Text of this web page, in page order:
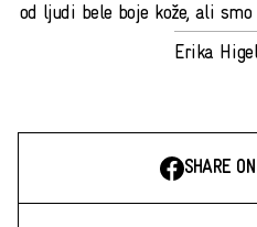
od ljudi bele boje kože, ali
Erika
SHARE